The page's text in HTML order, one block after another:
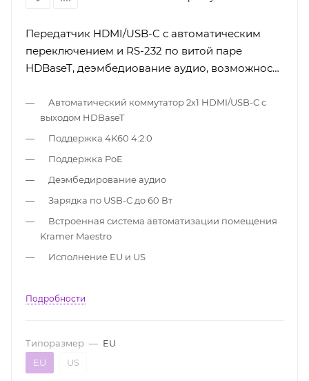
Передатчик HDMI/USB-C с автоматическим
переключением и RS-232 по витой паре
HDBaseT, деэмбедиование аудио, возможность
4:2:0, PoE, Maestro Room Automation,
исполнение передатчика в виде настенной
панели, цвет белый
Автоматический коммутатор 2х1 HDMI/USB-C с
выходом HDBaseT
Поддержка 4K60 4:2:0
Поддержка PoE
Деэмбедирование аудио
Зарядка по USB-C до 60 Вт
Встроенная система автоматизации помещения
Kramer Maestro
Исполнение ЕU и US
Подробности
Типоразмер — EU
EU
US